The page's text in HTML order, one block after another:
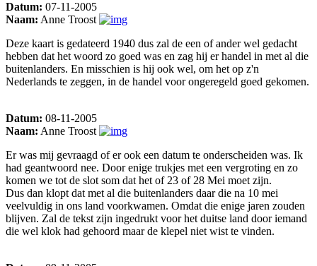
Datum: 07-11-2005
Naam: Anne Troost
Deze kaart is gedateerd 1940 dus zal de een of ander wel gedacht
hebben dat het woord zo goed was en zag hij er handel in met al die
buitenlanders. En misschien is hij ook wel, om het op z'n
Nederlands te zeggen, in de handel voor ongeregeld goed gekomen.
Datum: 08-11-2005
Naam: Anne Troost
Er was mij gevraagd of er ook een datum te onderscheiden was. Ik
had geantwoord nee. Door enige trukjes met een vergroting en zo
komen we tot de slot som dat het of 23 of 28 Mei moet zijn.
Dus dan klopt dat met al die buitenlanders daar die na 10 mei
veelvuldig in ons land voorkwamen. Omdat die enige jaren zouden
blijven. Zal de tekst zijn ingedrukt voor het duitse land door iemand
die wel klok had gehoord maar de klepel niet wist te vinden.